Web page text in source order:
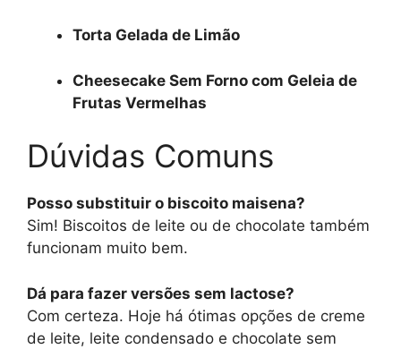
Torta Gelada de Limão
Cheesecake Sem Forno com Geleia de
Frutas Vermelhas
Dúvidas Comuns
Posso substituir o biscoito maisena?
Sim! Biscoitos de leite ou de chocolate também
funcionam muito bem.
Dá para fazer versões sem lactose?
Com certeza. Hoje há ótimas opções de creme
de leite, leite condensado e chocolate sem